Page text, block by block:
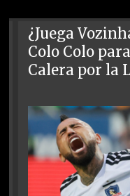
¿Juega
Colo Colo
Calera por la